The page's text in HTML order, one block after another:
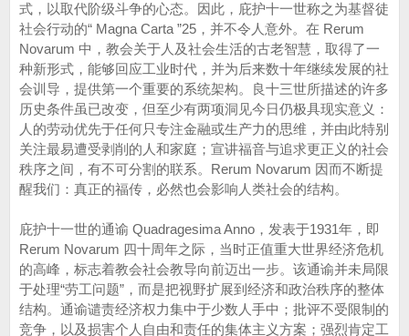
式，以取代阶级斗争的心态。因此，庇护十一世称之为基督徒
社会行动的“ Magna Carta ”25，并不令人意外。在 Rerum
Novarum 中，教会关于人及社会生活的古老智慧，取得了一
种新形式，能够回应工业时代，并为后来数十年继续发展的社
会训导，提供第一个重要的系统架构。良十三世所描述的许多
历史条件虽已改变，但至少有两项洞见今日仍极具现实意义：
人的劳动优先于任何只专注金融或生产力的思维，并由此特别
关注最易遭受剥削的人和家庭；宣讲福音与追求更正义的社会
秩序之间，有不可分割的联系。Rerum Novarum 因而不断提
醒我们：真正的福传，必然也会影响人类社会的结构。
庇护十一世的通谕 Quadragesima Anno，发表于1931年，即
Rerum Novarum 四十周年之际，当时正值重大世界经济危机
的高峰，标志着教会社会教导向前迈出一步。该通谕并未局限
于处理“劳工问题”，而是把视野扩展到经济和政治秩序的整体
结构。通谕谴责经济权力集中于少数人手中；批评不受限制的
竞争，以及损害个人自由和责任的集体主义方案；强烈肯定工